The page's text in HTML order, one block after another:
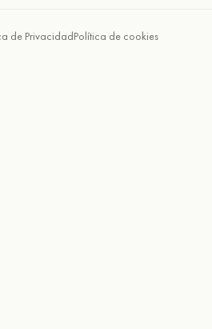
de PrivacidadPolítica de cookies